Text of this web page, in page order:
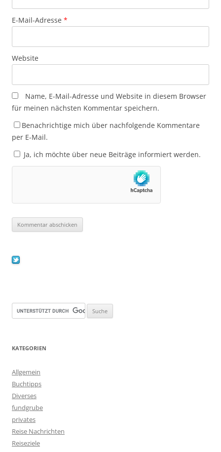
E-Mail-Adresse *
Website
Name, E-Mail-Adresse und Website in diesem Browser
für meinen nächsten Kommentar speichern.
Benachrichtige mich über nachfolgende Kommentare
per E-Mail.
Ja, ich möchte über neue Beiträge informiert werden.
KATEGORIEN
Allgemein
Buchtipps
Diverses
fundgrube
privates
Reise Nachrichten
Reiseziele